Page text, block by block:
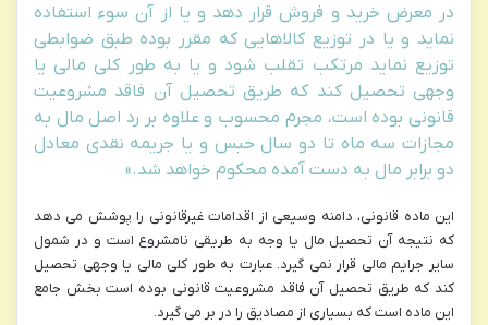
در معرض خرید و فروش قرار دهد و یا از آن سوء استفاده
نماید و یا در توزیع کالاهایی که مقرر بوده طبق ضوابطی
توزیع نماید مرتکب تقلب شود و یا به طور کلی مالی یا
وجهی تحصیل کند که طریق تحصیل آن فاقد مشروعیت
قانونی بوده است، مجرم محسوب و علاوه بر رد اصل مال به
مجازات سه ماه تا دو سال حبس و یا جریمه نقدی معادل
دو برابر مال به دست آمده محکوم خواهد شد.»
این ماده قانونی، دامنه وسیعی از اقدامات غیرقانونی را پوشش می دهد
که نتیجه آن تحصیل مال یا وجه به طریقی نامشروع است و در شمول
سایر جرایم مالی قرار نمی گیرد. عبارت به طور کلی مالی یا وجهی تحصیل
کند که طریق تحصیل آن فاقد مشروعیت قانونی بوده است بخش جامع
این ماده است که بسیاری از مصادیق را در بر می گیرد.